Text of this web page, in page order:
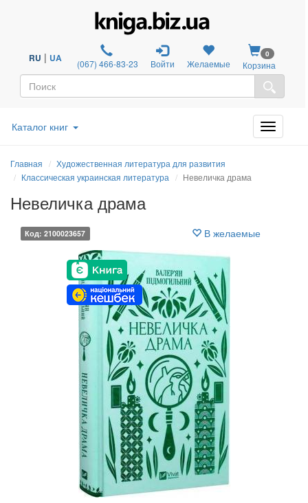
RU | UA (067) 466-83-23 Войти Желаемые
0
Корзина
Каталог книг
Главная
Художественная литература для развития
Классическая украинская литература
Невеличка драма
Невеличка драма
Код: 2100023657 В желаемые